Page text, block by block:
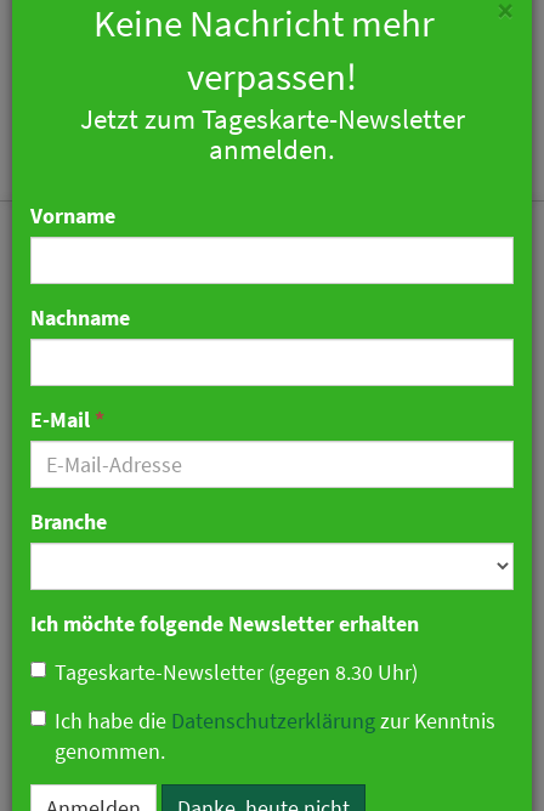
Ein Schweizer in Jakarta:
Michael B. Gaehler
übernimmt Leitung des
25hours Hotels
11. Mai 2026 10:26 Uhr| Personalien
Keine Nachricht mehr
verpassen!
Jetzt zum Tageskarte-Newsletter
E-Mail*
Ich möchte folgende Newsletter erhalten
Tageskarte-Newsletter (gegen 8.30 Uhr)
Ich habe die
genommen.